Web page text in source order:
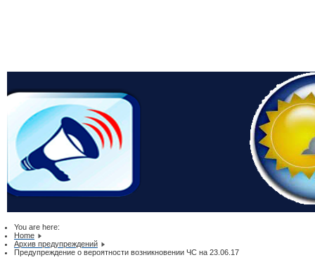
You are here:
Home
Архив предупреждений
Предупреждение о вероятности возникновении ЧС на 23.06.17